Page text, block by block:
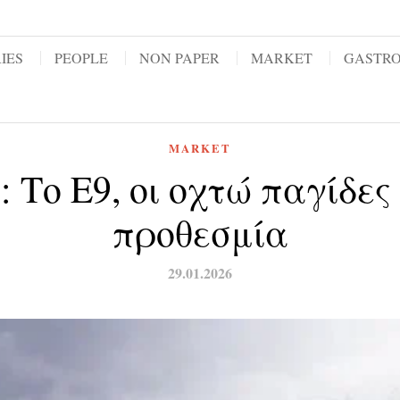
PEOPLE NON PAPER MARKET
MARKET
Ε9, οι οχτώ παγίδες
προθεσμία
29.01.2026